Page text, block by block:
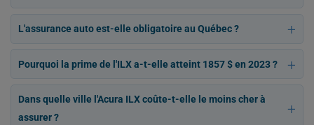
L'assurance auto est-elle obligatoire au Québec ?
Pourquoi la prime de l'ILX a-t-elle atteint 1857 $ en 2023 ?
Dans quelle ville l'Acura ILX coûte-t-elle le moins cher à
assurer ?